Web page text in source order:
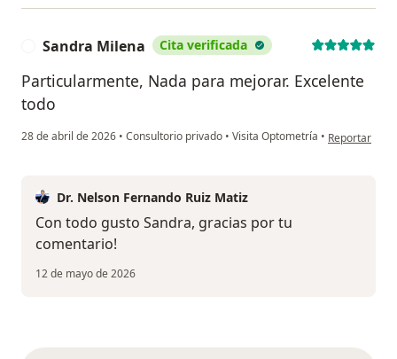
Sandra Milena Cita verificada
Particularmente, Nada para mejorar. Excelente
todo
28 de abril de 2026 • Consultorio privado • Visita Optometría • en opinión
Reportar
Dr. Nelson Fernando Ruiz Matiz
Con todo gusto Sandra, gracias por tu
comentario!
12 de mayo de 2026